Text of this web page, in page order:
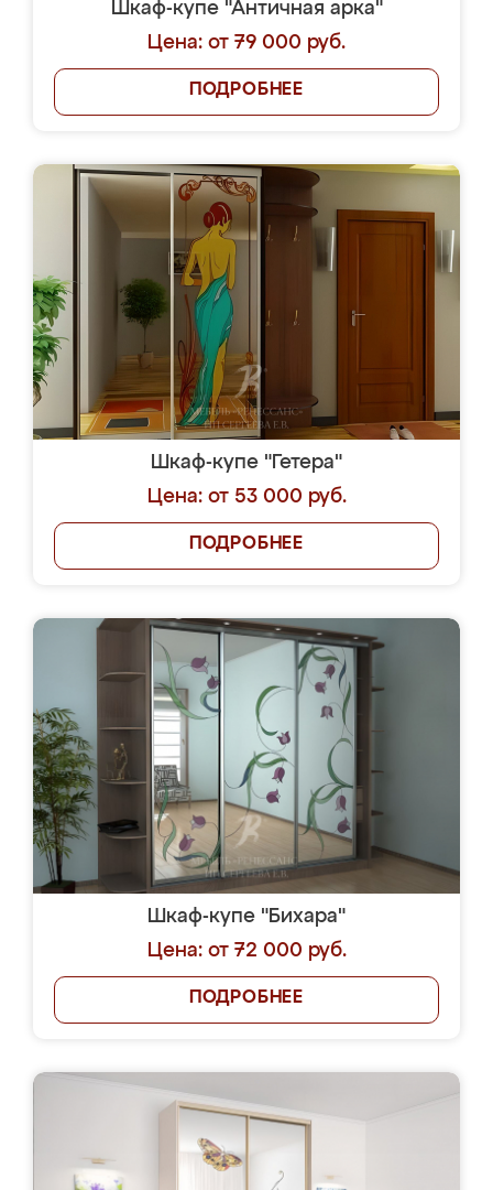
Шкаф-купе "Античная арка"
Цена: от 79 000 руб.
ПОДРОБНЕЕ
Шкаф-купе "Гетера"
Цена: от 53 000 руб.
ПОДРОБНЕЕ
Шкаф-купе "Бихара"
Цена: от 72 000 руб.
ПОДРОБНЕЕ